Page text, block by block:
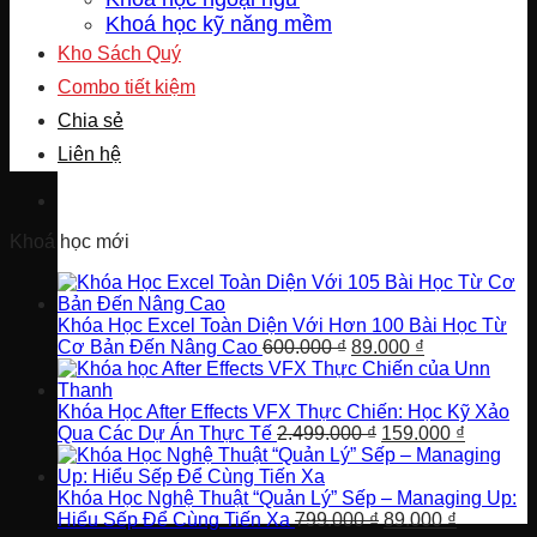
Khoá học kỹ năng mềm
Kho Sách Quý
Combo tiết kiệm
Chia sẻ
Liên hệ
Khoá học mới
Khóa Học Excel Toàn Diện Với Hơn 100 Bài Học Từ
Cơ Bản Đến Nâng Cao 600.000₫ Giá
gốc
600.000 ₫.
89.000 ₫
hiện
là:
89.000 ₫.
Khóa Học After Effects VFX Thực Chiến: Học Kỹ Xảo
Qua Các Dự Án Thực Tế 2.499.000₫ Giá
gốc
2.499.000 ₫.
159.000 ₫
hiện
là:
Khóa Học Nghệ Thuật “Quản Lý” Sếp – Managing Up:
Hiểu Sếp Để Cùng Tiến Xa 799.000₫ Giá
89.000₫